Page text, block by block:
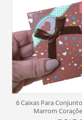
6 Caixas Para
Marrom